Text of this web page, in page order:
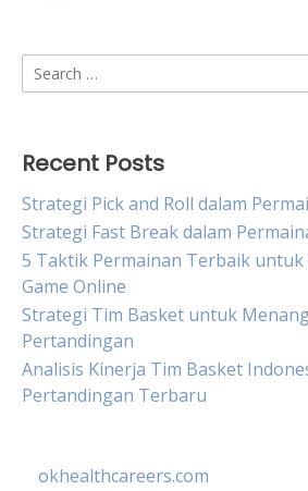
Search
for:
Recent Posts
Strategi Pick and Roll dalam
Strategi Fast Break dalam
5 Taktik Permainan Terbaik untuk
Game Online
Strategi Tim Basket untuk
Pertandingan
Analisis Kinerja Tim Basket
Pertandingan Terbaru
okhealthcareers.com